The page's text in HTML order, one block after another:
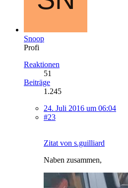
Snoop
Profi
Reaktionen
51
Beiträge
1.245
24. Juli 2016 um 06:04
#23
Zitat von s.guilliard
Naben zusammen,